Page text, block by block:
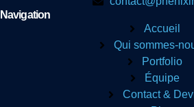
Navigation
Accueil
Qui sommes-
Portfolio
Équipe
Contact &